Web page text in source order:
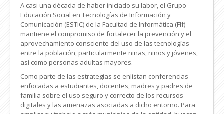
A casi una década de haber iniciado su labor, el Grupo
Educación Social en Tecnologías de Información y
Comunicación (ESTIC) de la Facultad de Informática (FIf)
mantiene el compromiso de fortalecer la prevención y el
aprovechamiento consciente del uso de las tecnologías
entre la población, particularmente niñas, niños y jóvenes,
así como personas adultas mayores.
Como parte de las estrategias se enlistan conferencias
enfocadas a estudiantes, docentes, madres y padres de
familia sobre el uso seguro y correcto de los recursos
digitales y las amenazas asociadas a dicho entorno. Para